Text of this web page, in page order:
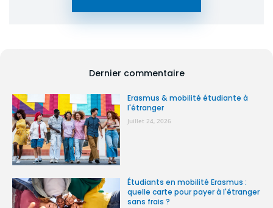
Dernier commentaire
Erasmus & mobilité étudiante à
l'étranger
Juillet 24, 2026
Étudiants en mobilité Erasmus :
quelle carte pour payer à l'étranger
sans frais ?